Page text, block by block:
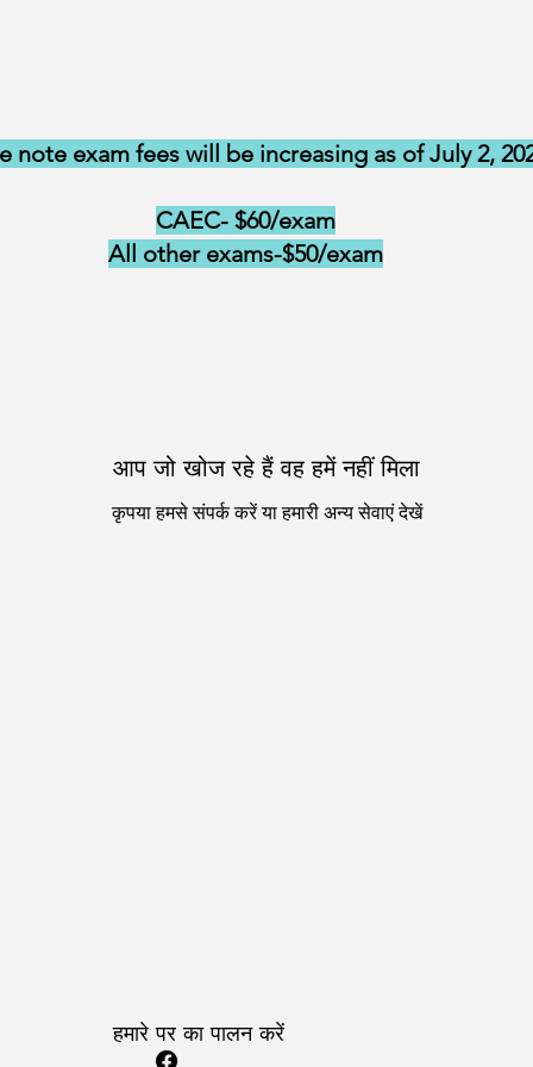
note exam fees will be increasing as of July 2,
CAEC- $60/exam
All other exams-$50/exam
आप जो खोज रहे हैं वह हमें नहीं मिला
कृपया हमसे संपर्क करें या हमारी अन्य सेवाएं देखें
हमारे पर का पालन करें